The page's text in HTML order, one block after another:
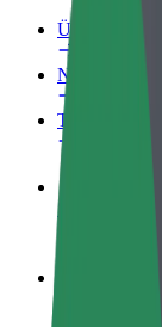
Üstünlüklər
Necə
Tez-tez
Sürücü ol
Yemək